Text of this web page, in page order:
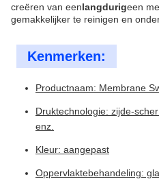
creëren van eenlangdurigeen
gemakkelijker te reinigen en
Kenmerken:
Productnaam: Membrane
Druktechnologie: zijde-
enz.
Kleur: aangepast
Oppervlaktebehandeling: